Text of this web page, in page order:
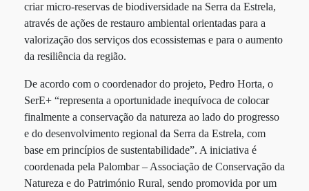
criar micro-reservas de biodiversidade na Serra da Estrela,
através de ações de restauro ambiental orientadas para a
valorização dos serviços dos ecossistemas e para o aumento
da resiliência da região.
De acordo com o coordenador do projeto, Pedro Horta, o
SerE+ “representa a oportunidade inequívoca de colocar
finalmente a conservação da natureza ao lado do progresso
e do desenvolvimento regional da Serra da Estrela, com
base em princípios de sustentabilidade”. A iniciativa é
coordenada pela Palombar – Associação de Conservação da
Natureza e do Património Rural, sendo promovida por um